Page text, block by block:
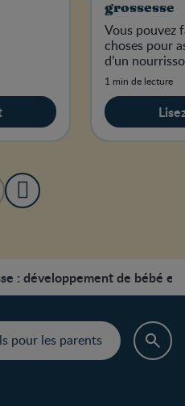
grossesse
Vous pouvez
choses pour
d’un
1 min de lecture
: développement de bébé